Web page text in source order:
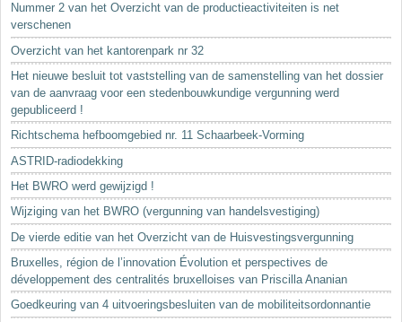
Studies en publicaties
Sleutelwoorden
Stedenbouwkundige inlichtingen
Nummer 2 van het Overzicht van de productieactiviteiten is net
verschenen
Overzicht van het kantorenpark nr 32
Het nieuwe besluit tot vaststelling van de samenstelling van het dossier
van de aanvraag voor een stedenbouwkundige vergunning werd
gepubliceerd !
Richtschema hefboomgebied nr. 11 Schaarbeek-Vorming
ASTRID-radiodekking
Het BWRO werd gewijzigd !
Wijziging van het BWRO (vergunning van handelsvestiging)
De vierde editie van het Overzicht van de Huisvestingsvergunning
Bruxelles, région de l’innovation Évolution et perspectives de
développement des centralités bruxelloises van Priscilla Ananian
Goedkeuring van 4 uitvoeringsbesluiten van de mobiliteitsordonnantie